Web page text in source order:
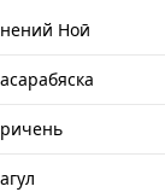
Ноӣ